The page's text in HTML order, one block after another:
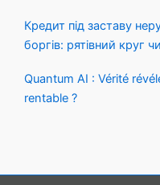
Кредит під заставу
боргів: рятівний круг
Quantum AI : Vérité
rentable ?